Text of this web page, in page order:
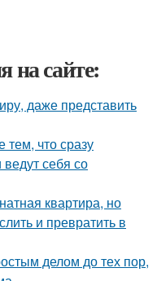
на сайте:
даже представить
тем, что сразу
ведут себя со
квартира, но
и превратить в
делом до тех пор,